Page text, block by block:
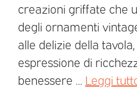
creazioni griffate che
degli ornamenti
alle delizie della
espressione di
benessere … Leggi